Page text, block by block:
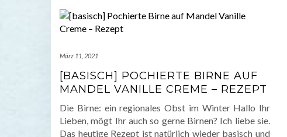
März 11, 2021
[BASISCH] POCHIERTE BIRNE AUF
MANDEL VANILLE CREME – REZEPT
Die Birne: ein regionales Obst im Winter Hallo Ihr
Lieben, mögt Ihr auch so gerne Birnen? Ich liebe sie.
Das heutige Rezept ist natürlich wieder basisch und